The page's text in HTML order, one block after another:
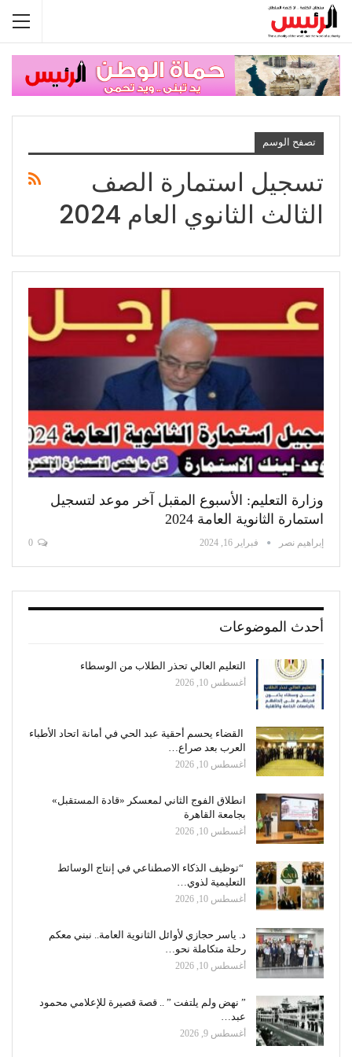
تصفح الوسم
تسجيل استمارة الصف
الثالث الثانوي العام 2024
وزارة التعليم: الأسبوع المقبل آخر موعد لتسجيل
استمارة الثانوية العامة 2024
إبراهيم نصر فبراير 16, 2024
أحدث الموضوعات
التعليم العالي تحذر الطلاب من الوسطاء
أغسطس 10, 2026
القضاء يحسم أحقية عبد الحي في أمانة اتحاد الأطباء
العرب بعد صراع…
أغسطس 10, 2026
انطلاق الفوج الثاني لمعسكر «قادة المستقبل»
بجامعة القاهرة
أغسطس 10, 2026
“توظيف الذكاء الاصطناعي في إنتاج الوسائط
التعليمية لذوي…
أغسطس 10, 2026
د. ياسر حجازي لأوائل الثانوية العامة.. نبني معكم
رحلة متكاملة نحو…
أغسطس 10, 2026
” نهض ولم يلتفت ” .. قصة قصيرة للإعلامي محمود
عبد…
أغسطس 9, 2026